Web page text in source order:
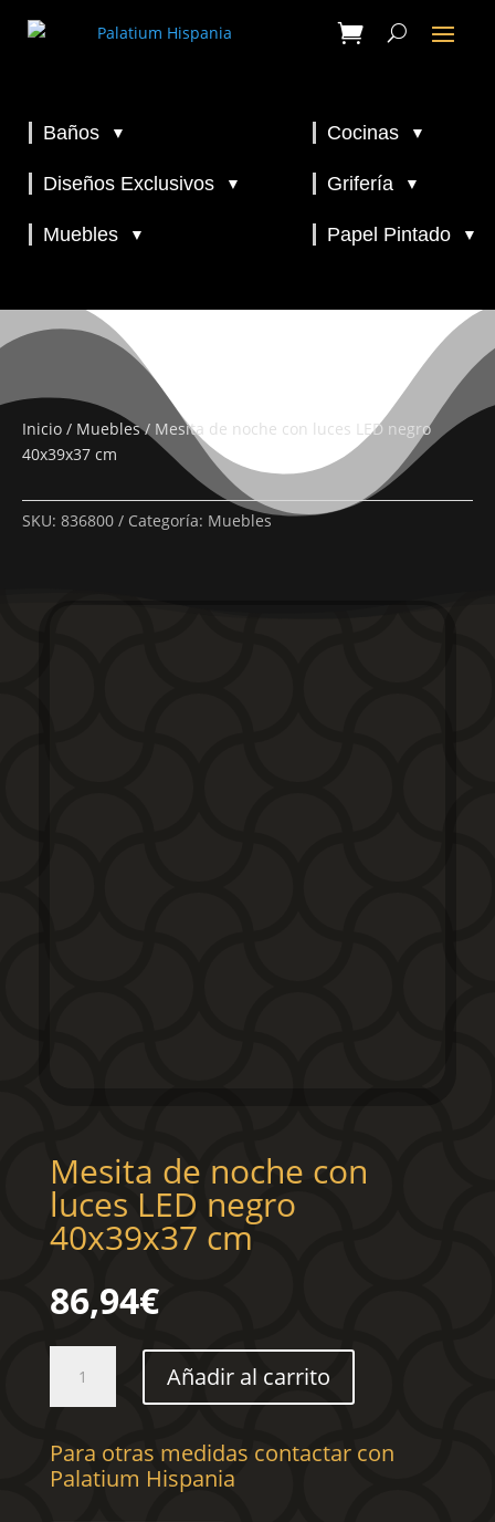
Baños ▼ Cocinas ▼
Diseños Exclusivos ▼ Grifería ▼
Muebles ▼ Papel Pintado ▼
Inicio / Muebles/ Mesita de noche con luces LED negro
40x39x37 cm
SKU: 836800 Categoría: Muebles
Mesita de noche con
luces LED negro
40x39x37 cm
86,94€
noche
luces
LED
Añadir al carrito
Para otras medidas contactar con
Palatium Hispania